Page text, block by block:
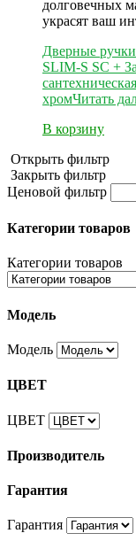
долговечных
украсят ваш
Дверные
SLIM-S SC +
хромЧитать
В корзину
Открыть фильтр
Закрыть фильтр
Ценовой фильтр
Категории товаров
Категории товаров
Модель
Модель
ЦВЕТ
ЦВЕТ
Производитель
Гарантия
Гарантия